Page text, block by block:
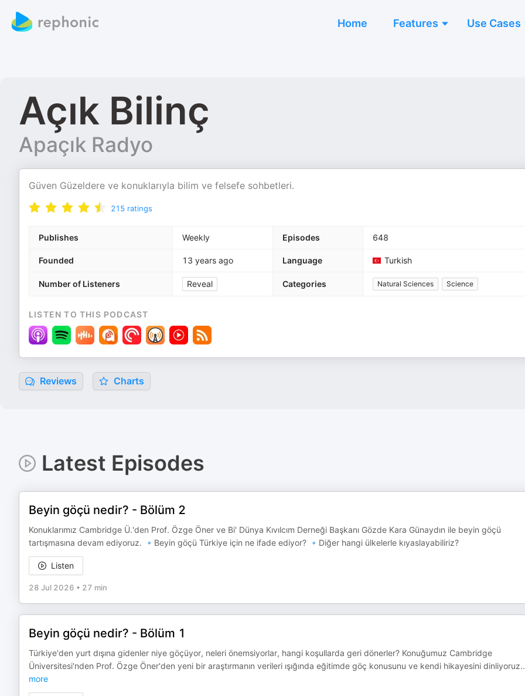
Home Features Use Cases
Açık Bilinç
Apaçık Radyo
Güven Güzeldere ve konuklarıyla bilim ve felsefe sohbetleri.
215 ratings
Publishes Weekly Episodes 648
Founded 13 years ago Language Turkish
Number of Listeners Reveal Categories Natural Sciences Science
LISTEN TO THIS PODCAST
Reviews Charts
Latest Episodes
Beyin göçü nedir? - Bölüm 2
Konuklarımız Cambridge Ü.'den Prof. Özge Öner ve Bi' Dünya Kıvılcım Derneği Başkanı Gözde Kara Günaydın ile beyin göçü
tartışmasına devam ediyoruz. 🔹Beyin göçü Türkiye için ne ifade ediyor? 🔹Diğer hangi ülkelerle kıyaslayabiliriz?
Listen
28 Jul 2026 • 27 min
Beyin göçü nedir? - Bölüm 1
Türkiye'den yurt dışına gidenler niye göçüyor, neleri önemsiyorlar, hangi koşullarda geri dönerler? Konuğumuz Cambridge
Üniversitesi'nden Prof. Özge Öner'den yeni bir araştırmanın verileri ışığında eğitimde göç konusunu ve kendi hikayesini dinliyoruz
more